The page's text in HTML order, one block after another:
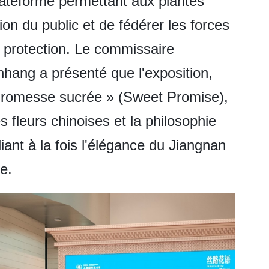
du public et de fédérer les forces
Le commissaire
a présenté que l'exposition,
sucrée » (Sweet Promise),
fleurs chinoises et la philosophie
à la fois l'élégance du Jiangnan